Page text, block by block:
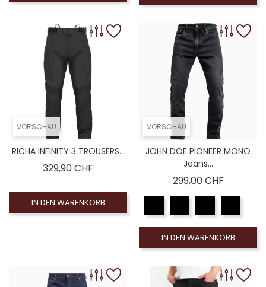
VORSCHAU
RICHA INFINITY 3 TROUSERS...
329,90 CHF
IN DEN WARENKORB
VORSCHAU
JOHN DOE PIONEER MONO
Jeans...
299,00 CHFPreis
IN DEN WARENKORB